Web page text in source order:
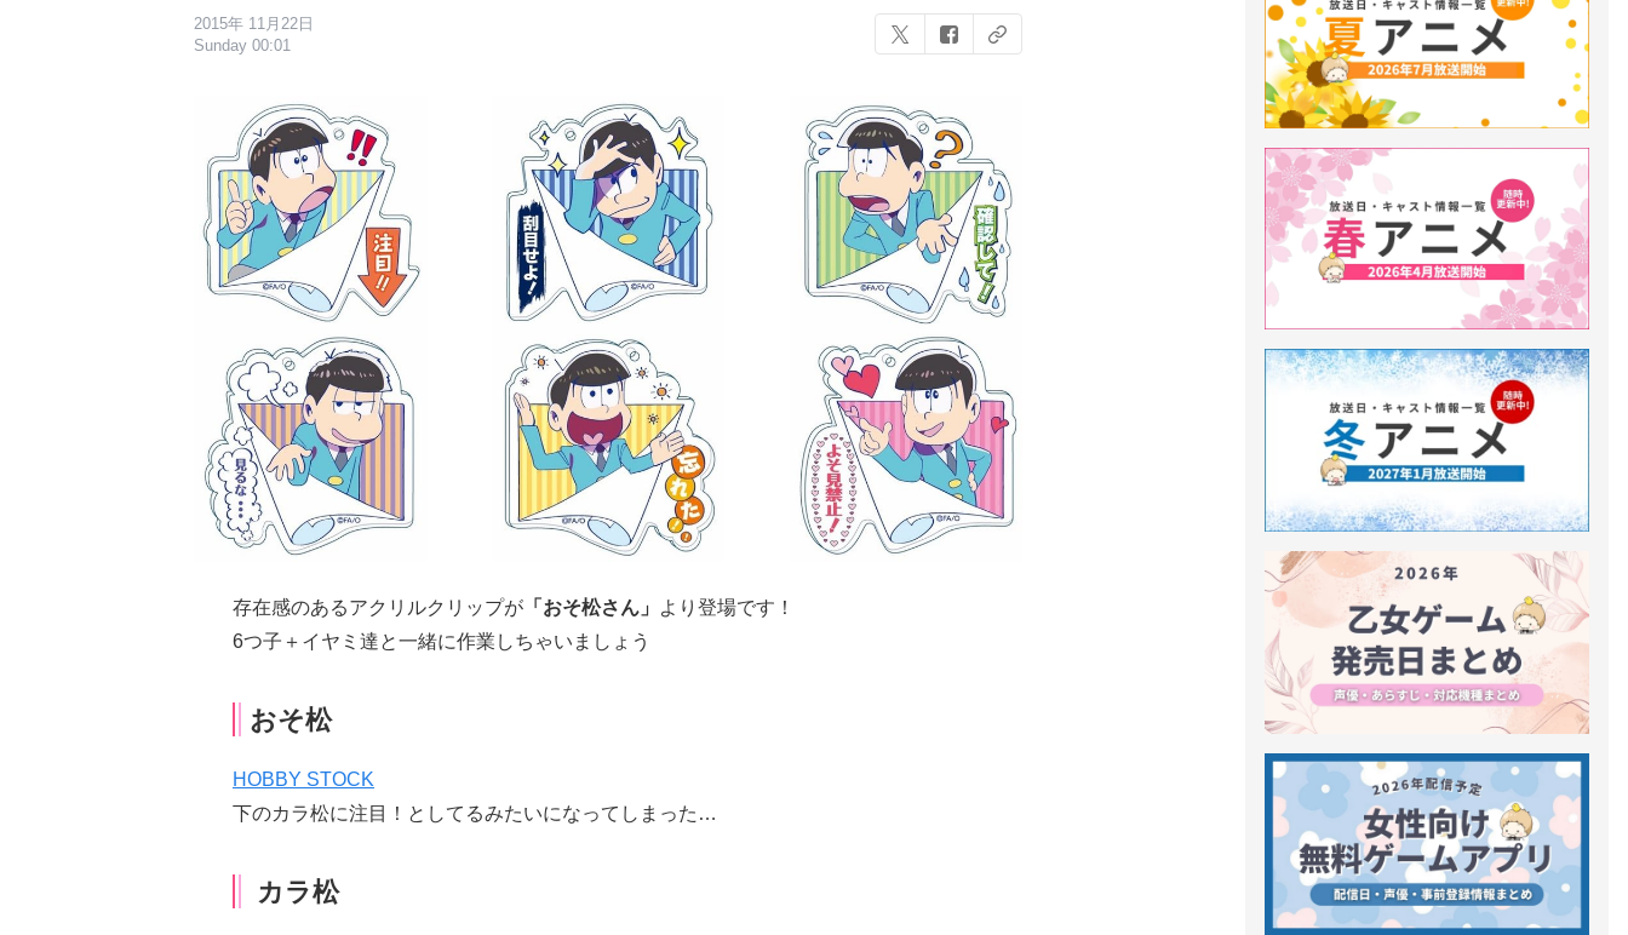
2015年 11月22日
Sunday 00:01
存在感のあるアクリルクリップが 「おそ松さん」
より登場です！
6つ子＋イヤミ達と一緒に作業しちゃいましょう
おそ松
HOBBY STOCK
下のカラ松に注目！としてるみたいになってしまった…
カラ松